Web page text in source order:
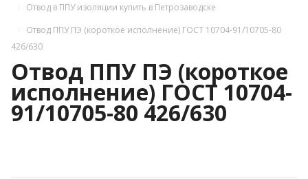
Отвод в ППУ изоляции купить в Петрозаводске
Отвод ППУ ПЭ (короткое исполнение) ГОСТ 10704-91/10705-80
426/630
Отвод ППУ ПЭ (короткое
исполнение) ГОСТ 10704-
91/10705-80 426/630